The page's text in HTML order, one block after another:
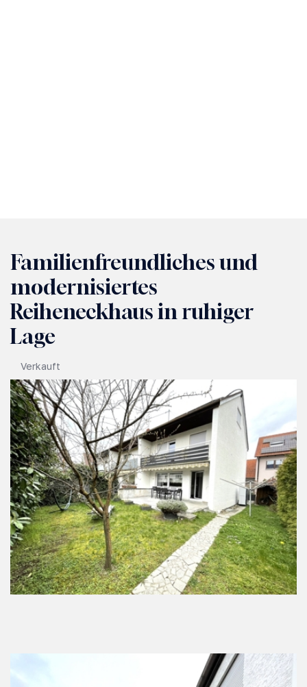
Familienfreundliches und
modernisiertes
Reiheneckhaus in ruhiger
Lage
Verkauft